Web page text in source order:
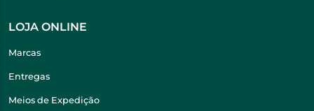
LOJA ONLINE
Marcas
Entregas
Meios de Expedição